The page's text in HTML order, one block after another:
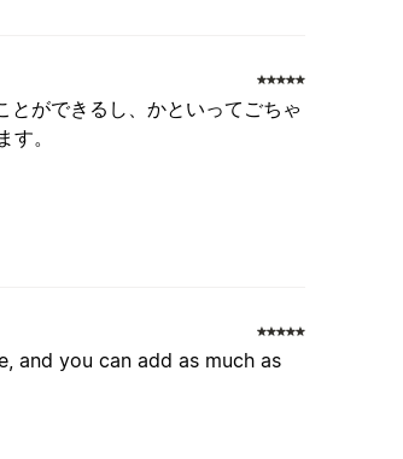
とができるし、かといってごちゃ
。
and you can add as much as